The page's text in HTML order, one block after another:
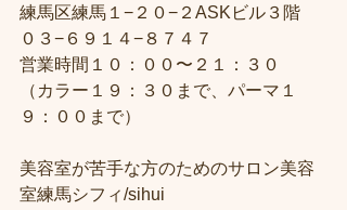
練馬区練馬１−２０−２ASKビル３階
０３−６９１４−８７４７
営業時間１０：００〜２１：３０
（カラー１９：３０まで、パーマ１
９：００まで）
美容室が苦手な方のためのサロン美容
室練馬シフィ/sihui